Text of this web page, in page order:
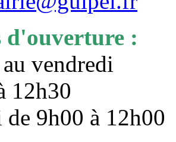
d'ouverture :
vendredi
12h30
de 9h00 à